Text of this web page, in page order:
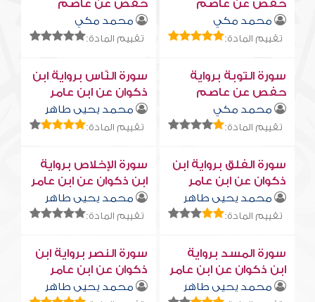
حفص عن عاصم
محمد مكي
تقييم المادة:
حفص عن عاصم
محمد مكي
تقييم المادة:
سورة التوبة برواية
حفص عن عاصم
محمد مكي
تقييم المادة:
سورة النّاس برواية ابن
ذكوان عن ابن عامر
محمد يحيى طاهر
تقييم المادة:
سورة الفلق برواية ابن
ذكوان عن ابن عامر
محمد يحيى طاهر
تقييم المادة:
سورة الإخلاص برواية
ابن ذكوان عن ابن عامر
محمد يحيى طاهر
تقييم المادة:
سورة المسد برواية
ابن ذكوان عن ابن عامر
محمد يحيى طاهر
سورة النصر برواية ابن
ذكوان عن ابن عامر
محمد يحيى طاهر